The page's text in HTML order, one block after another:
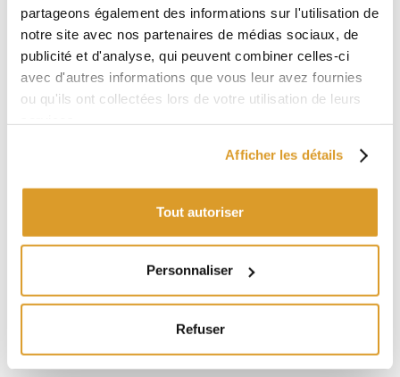
partageons également des informations sur l'utilisation de
notre site avec nos partenaires de médias sociaux, de
publicité et d'analyse, qui peuvent combiner celles-ci
avec d'autres informations que vous leur avez fournies
ou qu'ils ont collectées lors de votre utilisation de leurs
Afficher les détails
Tout autoriser
Personnaliser
Refuser
Rotor EPDM pour électropompe FLEXI 30